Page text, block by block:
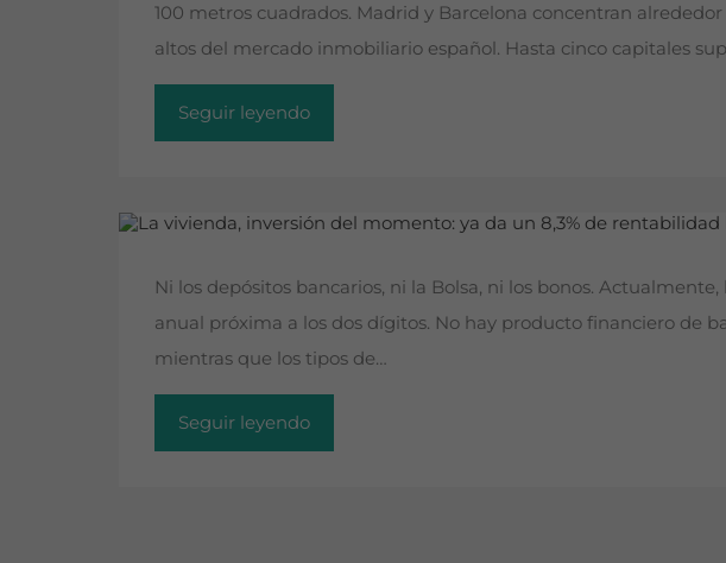
100 metros cuadrados. Madrid y Barcelona concentran
altos del mercado inmobiliario español. Hasta cinco capitales
Seguir leyendo
Ni los depósitos bancarios, ni la Bolsa, ni los bonos.
anual próxima a los dos dígitos. No hay producto financiero de
mientras que los tipos de…
Seguir leyendo